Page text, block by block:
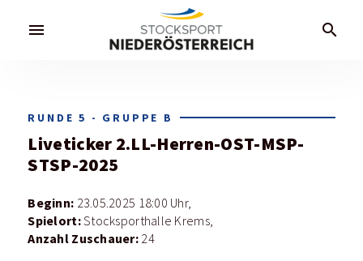
menu search
RUNDE 5 - GRUPPE B
Liveticker 2.LL-Herren-OST-MSP-
STSP-2025
Beginn: 23.05.2025 18:00 Uhr,
Spielort:Stocksporthalle Krems,
Anzahl Zuschauer: 24